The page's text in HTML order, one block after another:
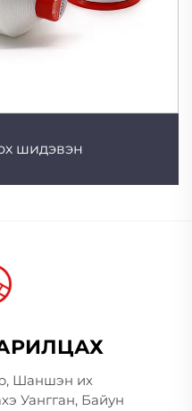
шидэвэн
Шаншэн их
Уангган, Байун